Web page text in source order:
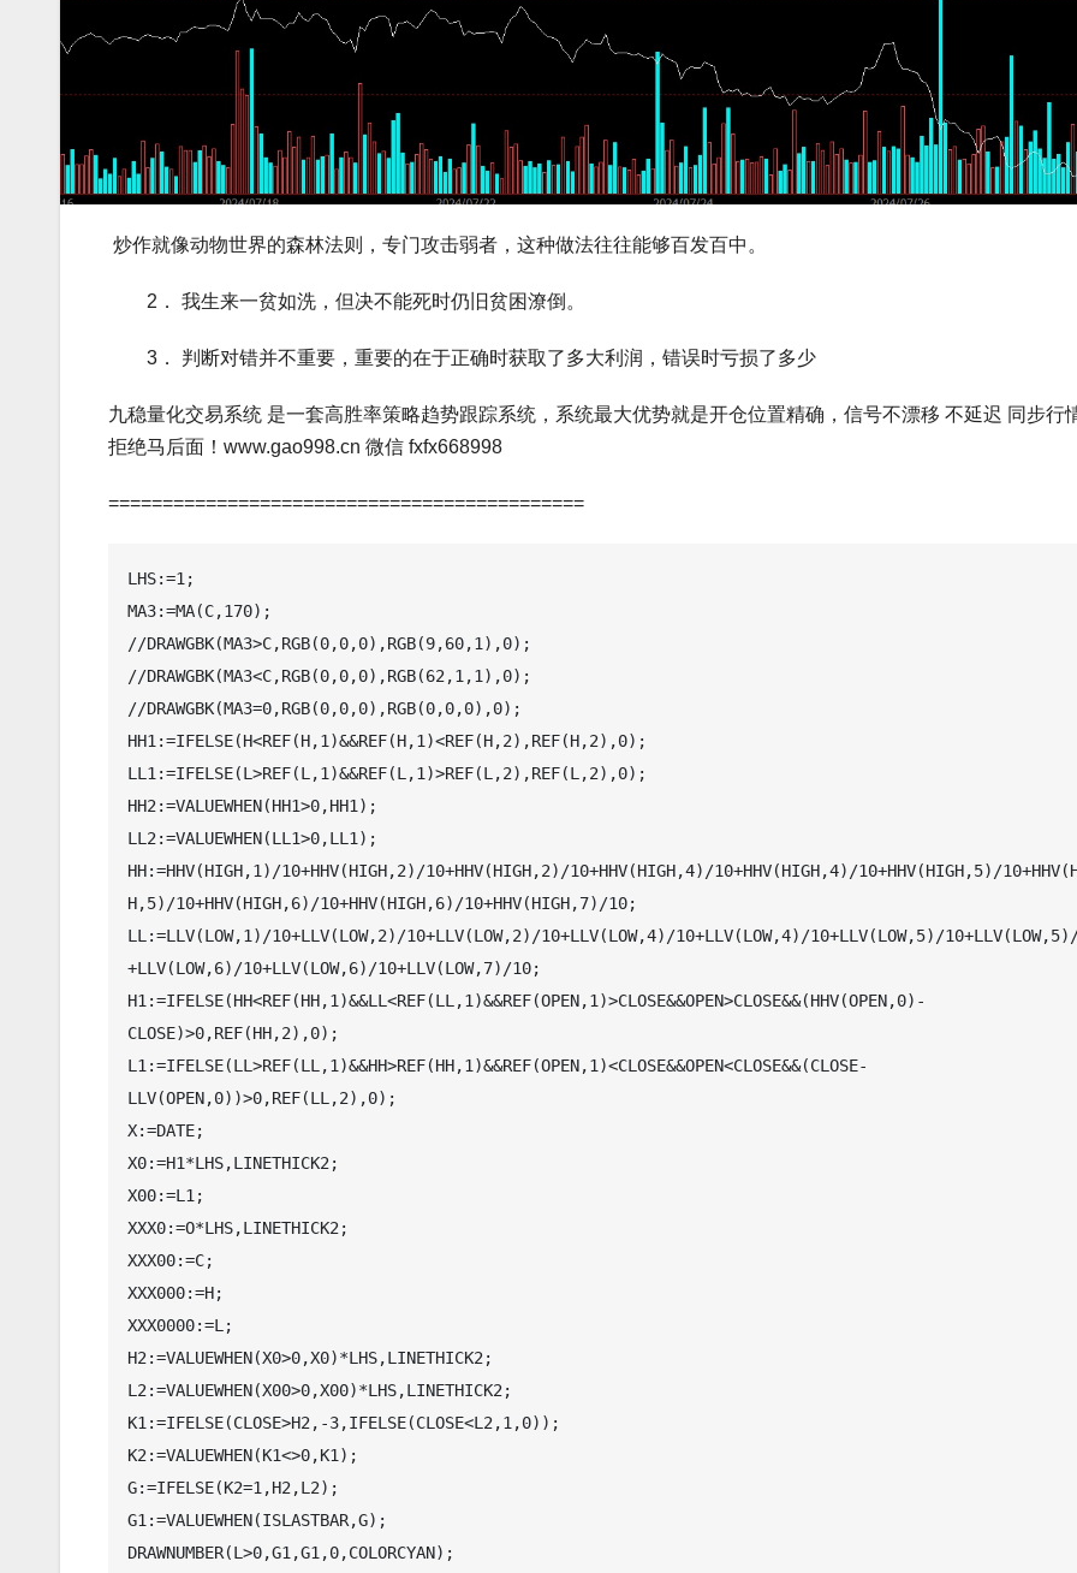
炒作就像动物世界的森林法则，专门攻击弱者，这种做法往往能够百发百中。
2． 我生来一贫如洗，但决不能死时仍旧贫困潦倒。
3． 判断对错并不重要，重要的在于正确时获取了多大利润，错误时亏损了多少
九稳量化交易系统 是一套高胜率策略趋势跟踪系统，系统最大优势就是开仓位置精确，信号不漂移 不延迟 同步行
拒绝马后面！www.gao998.cn 微信 fxfx668998
============================================
LHS:=1;
MA3:=MA(C,170);
//DRAWGBK(MA3>C,RGB(0,0,0),RGB(9,60,1),0);
//DRAWGBK(MA3<C,RGB(0,0,0),RGB(62,1,1),0);
//DRAWGBK(MA3=0,RGB(0,0,0),RGB(0,0,0),0);
HH1:=IFELSE(H<REF(H,1)&&REF(H,1)<REF(H,2),REF(H,2),0);
LL1:=IFELSE(L>REF(L,1)&&REF(L,1)>REF(L,2),REF(L,2),0);
HH2:=VALUEWHEN(HH1>0,HH1);
LL2:=VALUEWHEN(LL1>0,LL1);
HH:=HHV(HIGH,1)/10+HHV(HIGH,2)/10+HHV(HIGH,2)/10+HHV(HIGH,4)/10+HHV(HIGH,4)/10+HHV(HIGH,5)/
H,5)/10+HHV(HIGH,6)/10+HHV(HIGH,6)/10+HHV(HIGH,7)/10;
LL:=LLV(LOW,1)/10+LLV(LOW,2)/10+LLV(LOW,2)/10+LLV(LOW,4)/10+LLV(LOW,4)/10+LLV(LOW,5)/
+LLV(LOW,6)/10+LLV(LOW,6)/10+LLV(LOW,7)/10;
H1:=IFELSE(HH<REF(HH,1)&&LL<REF(LL,1)&&REF(OPEN,1)>CLOSE&&OPEN>CLOSE&&(HHV(OPEN,0)-
CLOSE)>0,REF(HH,2),0);
L1:=IFELSE(LL>REF(LL,1)&&HH>REF(HH,1)&&REF(OPEN,1)<CLOSE&&OPEN<CLOSE&&(CLOSE-
LLV(OPEN,0))>0,REF(LL,2),0);
X:=DATE;
X0:=H1*LHS,LINETHICK2;
X00:=L1;
XXX0:=O*LHS,LINETHICK2;
XXX00:=C;
XXX000:=H;
XXX0000:=L;
H2:=VALUEWHEN(X0>0,X0)*LHS,LINETHICK2;
L2:=VALUEWHEN(X00>0,X00)*LHS,LINETHICK2;
K1:=IFELSE(CLOSE>H2,-3,IFELSE(CLOSE<L2,1,0));
K2:=VALUEWHEN(K1<>0,K1);
G:=IFELSE(K2=1,H2,L2);
G1:=VALUEWHEN(ISLASTBAR,G);
DRAWNUMBER(L>0,G1,G1,0,COLORCYAN);